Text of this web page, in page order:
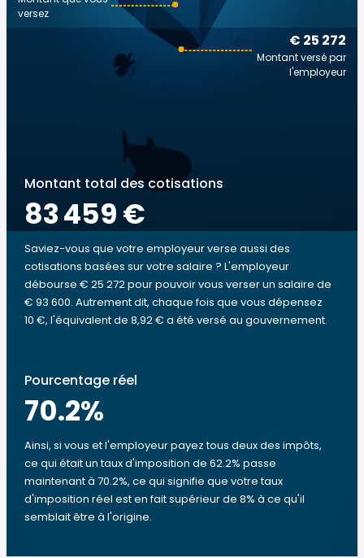
€ 25 272
Montant versé par
l'employeur
versez
Montant total des cotisations
83 459 €
Saviez-vous que votre employeur verse aussi des
cotisations basées sur votre salaire ? L'employeur
débourse € 25 272 pour pouvoir vous verser un salaire de
€ 93 600. Autrement dit, chaque fois que vous dépensez
10 €, l'équivalent de 8,92 € a été versé au gouvernement.
Pourcentage réel
70.2%
Ainsi, si vous et l'employeur payez tous deux des impôts,
ce qui était un taux d'imposition de 62.2% passe
maintenant à 70.2%, ce qui signifie que votre taux
d'imposition réel est en fait supérieur de 8% à ce qu'il
semblait être à l'origine.